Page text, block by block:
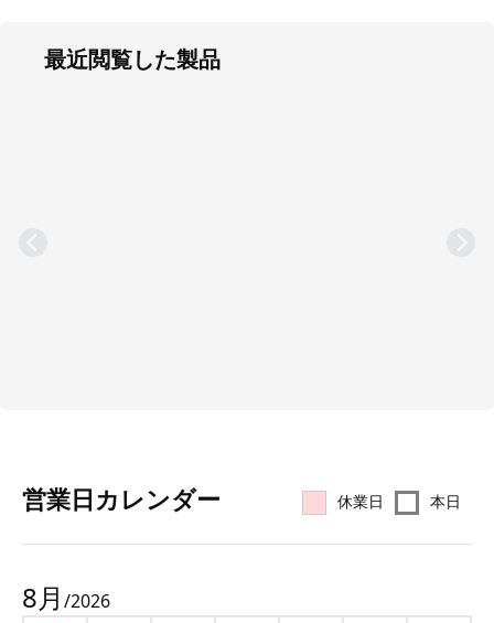
最近閲覧した製品
営業⽇カレンダー 休業日 本日
8月 /2026